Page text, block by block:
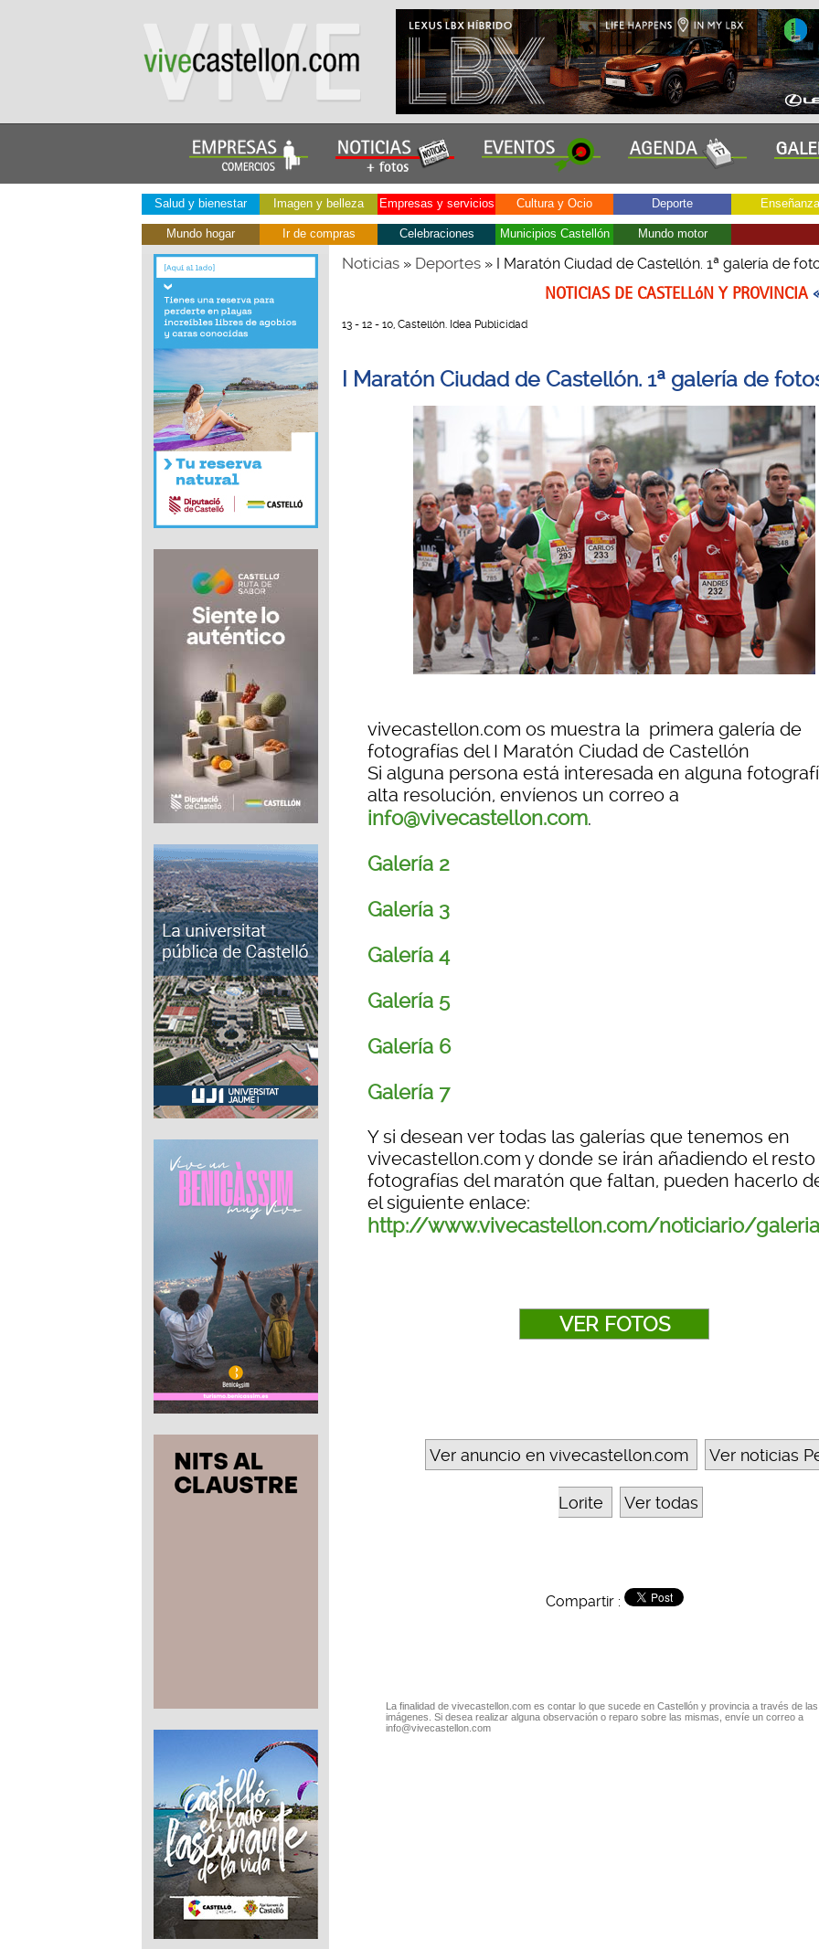
Salud y bienestar Imagen y belleza Empresas y servicios Cultura y Ocio Deporte Enseñanza
Mundo hogar Ir de compras Celebraciones Municipios Castellón Mundo motor
Noticias» Deportes» I Maratón Ciudad de Castellón. 1ª galería de
NOTICIAS DE CASTELLóN Y PROVINCIA
13 - 12 - 10, Castellón. Idea Publicidad
I Maratón Ciudad de Castellón. 1ª galería de
vivecastellon.com os muestra la primera galería de
fotografías del I Maratón Ciudad de Castellón
Si alguna persona está interesada en alguna
alta resolución, envíenos un correo a
info@vivecastellon.com.
Galería 2
Galería 3
Galería 4
Galería 5
Galería 6
Galería 7
Y si desean ver todas las galerías que tenemos en
vivecastellon.com y donde se irán añadiendo el
fotografías del maratón que faltan, pueden hacerlo
el siguiente enlace:
http://www.vivecastellon.com/noticiario/
VER FOTOS
Ver anuncio en vivecastellon.com Ver noticias
Lorite Ver todas
Compartir :
La finalidad de vivecastellon.com es contar lo que sucede en Castellón y provincia a través de las
imágenes. Si desea realizar alguna observación o reparo sobre las mismas, envíe un correo a
info@vivecastellon.com